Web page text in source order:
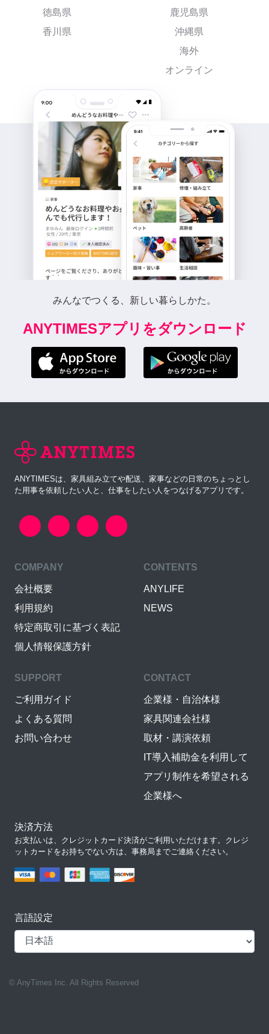
徳島県
香川県
鹿児島県
沖縄県
海外
オンライン
みんなでつくる、新しい暮らしかた。
ANYTIMESアプリをダウンロード
ANYTIMESは、家具組み立てや配送、家事などの日常のちょっとし
た用事を依頼したい人と、仕事をしたい人をつなげるアプリです。
COMPANY
会社概要
利用規約
特定商取引に基づく表記
個人情報保護方針
CONTENTS
ANYLIFE
NEWS
SUPPORT
ご利用ガイド
よくある質問
お問い合わせ
CONTACT
企業様・自治体様
家具関連会社様
取材・講演依頼
IT導入補助金を利用して
アプリ制作を希望される
企業様へ
決済方法
お支払いは、クレジットカード決済がご利用いただけます。クレジ
ットカードをお持ちでない方は、事務局までご連絡ください。
言語設定
© AnyTimes Inc. All Rights Reserved